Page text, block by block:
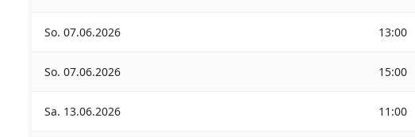
So. 07.06.2026 13:00
So. 07.06.2026 15:00
Sa. 13.06.2026 11:00